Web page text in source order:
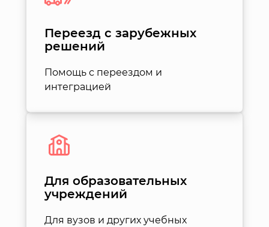
Переезд с зарубежных
решений
Помощь с переездом и
интеграцией
Для образовательных
учреждений
Для вузов и других учебных